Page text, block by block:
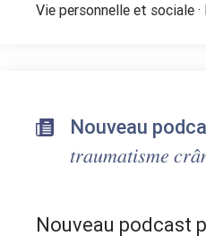
Vie personnelle et sociale
Nouveau
𝑡𝑟𝑎𝑢𝑚𝑎𝑡𝑖𝑠𝑚𝑒
Nouveau podcast